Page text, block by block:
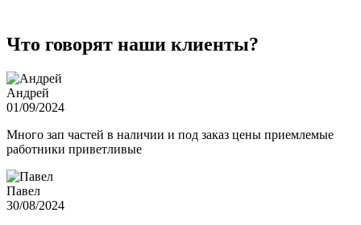
Что говорят наши клиенты?
Андрей
01/09/2024
Много зап частей в наличии и под заказ цены приемлемые
работники приветливые
Павел
30/08/2024